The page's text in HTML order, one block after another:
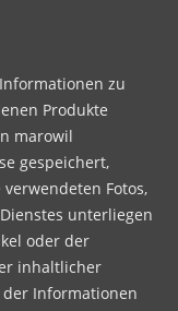
zu
Produkte
marowil
gespeichert,
Fotos,
unterliegen
oder der
inhaltlicher
Informationen